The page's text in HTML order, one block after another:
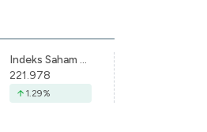
Indeks Saham Syariah Indonesia
221.978
1.29%